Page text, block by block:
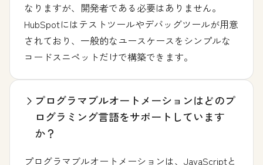
なりますが、開発者である必要はありません。
HubSpotにはテストツールやデバッグツールが用意
されており、一般的なユースケースをシンプルな
コードスニペットだけで構築できます。
プログラマブルオートメーションはどのプ
ログラミング言語をサポートしています
か？
プログラマブルオートメーションは、JavaScriptと